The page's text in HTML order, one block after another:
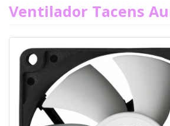
Ventilador Tacens